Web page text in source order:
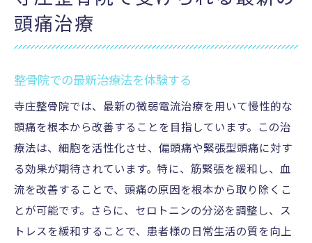
頭痛治療
整骨院での最新治療法を体験する
寺庄整骨院では、最新の微弱電流治療を用いて慢性的な
頭痛を根本から改善することを目指しています。この治
療法は、細胞を活性化させ、偏頭痛や緊張型頭痛に対す
る効果が期待されています。特に、筋緊張を緩和し、血
流を改善することで、頭痛の原因を根本から取り除くこ
とが可能です。さらに、セロトニンの分泌を調整し、ス
トレスを緩和することで、患者様の日常生活の質を向上